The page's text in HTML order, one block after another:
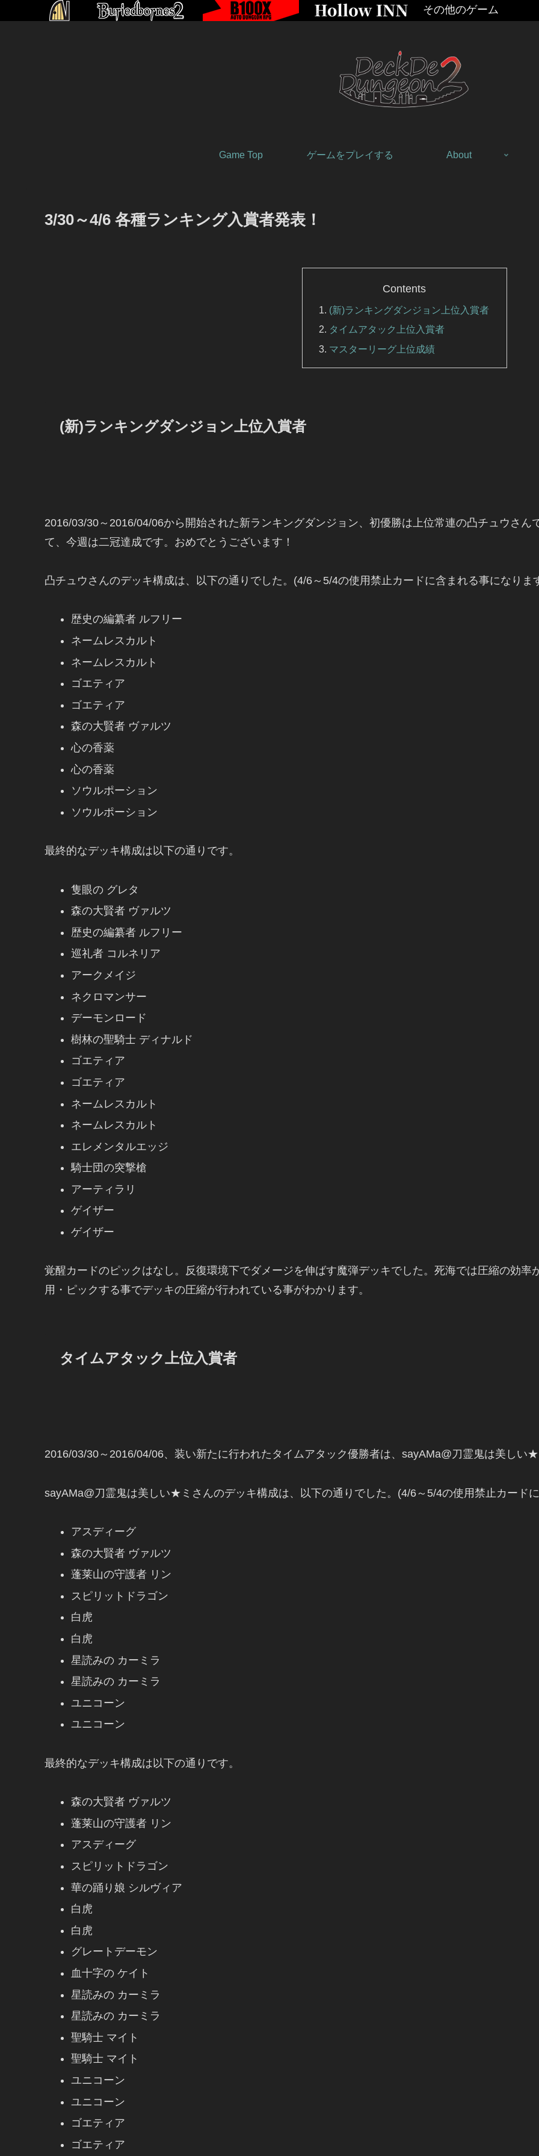
その他のゲーム
Game Top ゲームをプレイする About
3/30～4/6 各種ランキング入賞者発表！
Contents
(新)ランキングダンジョン上位入賞者
タイムアタック上位入賞者
マスターリーグ上位成績
(新)ランキングダンジョン上位入賞者
2016/03/30～2016/04/06から開始された新ランキングダンジョン、初優勝は上位常連の凸チュウさ
て、今週は二冠達成です。おめでとうございます！
凸チュウさんのデッキ構成は、以下の通りでした。(4/6～5/4の使用禁止カードに含まれる事になりま
歴史の編纂者 ルフリー
ネームレスカルト
ネームレスカルト
ゴエティア
ゴエティア
森の大賢者 ヴァルツ
心の香薬
心の香薬
ソウルポーション
ソウルポーション
最終的なデッキ構成は以下の通りです。
隻眼の グレタ
森の大賢者 ヴァルツ
歴史の編纂者 ルフリー
巡礼者 コルネリア
アークメイジ
ネクロマンサー
デーモンロード
樹林の聖騎士 ディナルド
ゴエティア
ゴエティア
ネームレスカルト
ネームレスカルト
エレメンタルエッジ
騎士団の突撃槍
アーティラリ
ゲイザー
ゲイザー
覚醒カードのピックはなし。反復環境下でダメージを伸ばす魔弾デッキでした。死海では圧縮の効
用・ピックする事でデッキの圧縮が行われている事がわかります。
タイムアタック上位入賞者
2016/03/30～2016/04/06、装い新たに行われたタイムアタック優勝者は、sayAMa@刀霊鬼は美しい
sayAMa@刀霊鬼は美しい★ミさんのデッキ構成は、以下の通りでした。(4/6～5/4の使用禁止カード
アスディーグ
森の大賢者 ヴァルツ
蓬莱山の守護者 リン
スピリットドラゴン
白虎
白虎
星読みの カーミラ
星読みの カーミラ
ユニコーン
ユニコーン
最終的なデッキ構成は以下の通りです。
森の大賢者 ヴァルツ
蓬莱山の守護者 リン
アスディーグ
スピリットドラゴン
華の踊り娘 シルヴィア
白虎
白虎
グレートデーモン
血十字の ケイト
星読みの カーミラ
星読みの カーミラ
聖騎士 マイト
聖騎士 マイト
ユニコーン
ユニコーン
ゴエティア
ゴエティア